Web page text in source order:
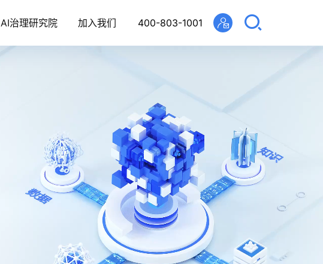
AI治理研究院 加入我们 400-803-1001